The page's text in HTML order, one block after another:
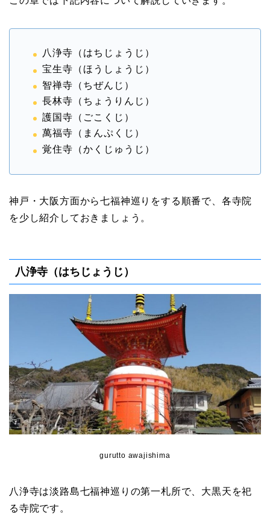
八浄寺（はちじょうじ）
宝生寺（ほうしょうじ）
智禅寺（ちぜんじ）
長林寺（ちょうりんじ）
護国寺（ごこくじ）
萬福寺（まんぷくじ）
覚住寺（かくじゅうじ）
神戸・大阪方面から七福神巡りをする順番で、各寺院
を少し紹介しておきましょう。
八浄寺（はちじょうじ）
gurutto awajishima
八浄寺は淡路島七福神巡りの第一札所で、大黒天を祀
る寺院です。